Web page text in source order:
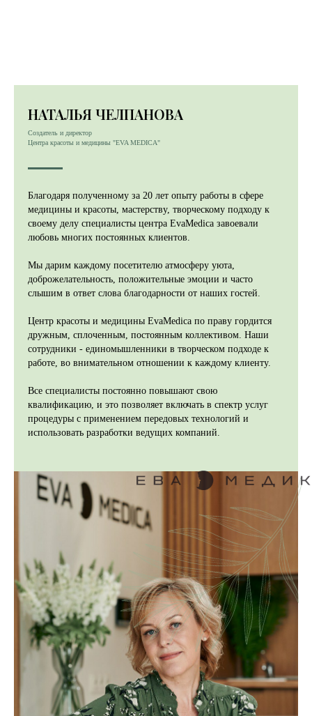
НАТАЛЬЯ ЧЕЛПАНОВА
Создатель и директор
Центра красоты и медицины "EVA MEDICA"
Благодаря полученному за 20 лет опыту работы в сфере
медицины и красоты, мастерству, творческому подходу к
своему делу специалисты центра EvaMedica завоевали
любовь многих постоянных клиентов.
Мы дарим каждому посетителю атмосферу уюта,
доброжелательность, положительные эмоции и часто
слышим в ответ слова благодарности от наших гостей.
Центр красоты и медицины EvaMedica по праву гордится
дружным, сплоченным, постоянным коллективом. Наши
сотрудники - единомышленники в творческом подходе к
работе, во внимательном отношении к каждому клиенту.
Все специалисты постоянно повышают свою
квалификацию, и это позволяет включать в спектр услуг
процедуры с применением передовых технологий и
использовать разработки ведущих компаний.